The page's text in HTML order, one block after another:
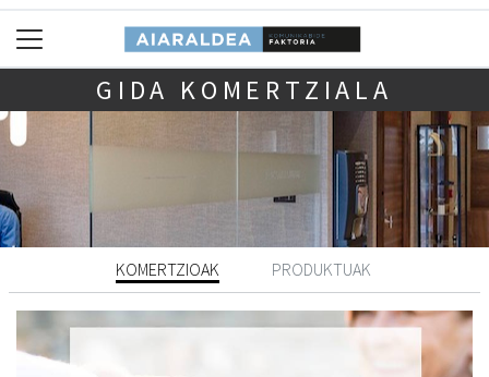
GIDA KOMERTZIALA
KOMERTZIOAK PRODUKTUAK